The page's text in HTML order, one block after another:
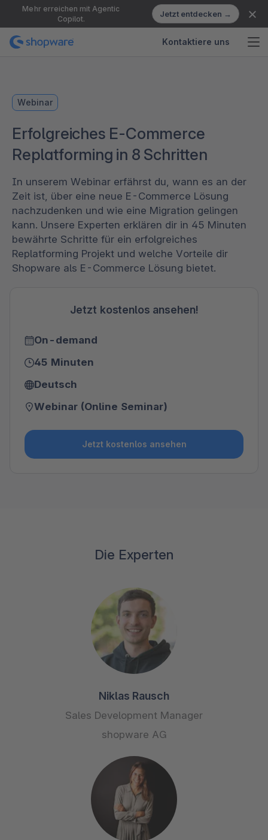
Mehr erreichen mit Agentic
Copilot.
Jetzt entdecken →
Kontaktiere uns
Webinar
Erfolgreiches E-Commerce
Replatforming in 8 Schritten
In unserem Webinar erfährst du, wann es an der
Zeit ist, über eine neue E-Commerce Lösung
nachzudenken und wie eine Migration gelingen
kann. Unsere Experten erklären dir in 45 Minuten
bewährte Schritte für ein erfolgreiches
Replatforming Projekt und welche Vorteile dir
Shopware als E-Commerce Lösung bietet.
Jetzt kostenlos ansehen!
On-demand
45 Minuten
Deutsch
Webinar (Online Seminar)
Jetzt kostenlos ansehen
Die Experten
Niklas Rausch
Sales Development Manager
shopware AG